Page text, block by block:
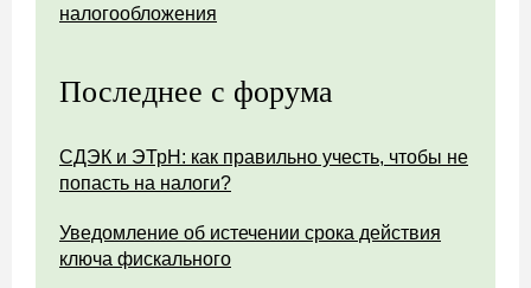
налогообложения
Последнее с форума
СДЭК и ЭТрН: как правильно учесть, чтобы не
попасть на налоги?
Уведомление об истечении срока действия
ключа фискального